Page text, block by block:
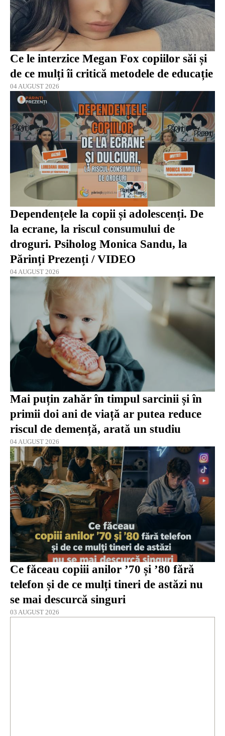
Ce le interzice Megan Fox copiilor săi și
de ce mulți îi critică metodele de educație
04 AUGUST 2026
Dependențele la copii și adolescenți. De
la ecrane, la riscul consumului de
droguri. Psiholog Monica Sandu, la
Părinți Prezenți / VIDEO
04 AUGUST 2026
Mai puțin zahăr în timpul sarcinii și în
primii doi ani de viață ar putea reduce
riscul de demență, arată un studiu
04 AUGUST 2026
Ce făceau copiii anilor ’70 și ’80 fără
telefon și de ce mulți tineri de astăzi nu
se mai descurcă singuri
03 AUGUST 2026